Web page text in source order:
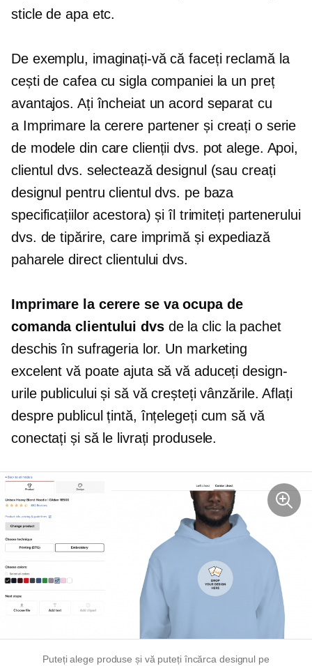
sticle de apa etc.
De exemplu, imaginați-vă că faceți reclamă la
cești de cafea cu sigla companiei la un preț
avantajos. Ați încheiat un acord separat cu
a Imprimare la cererepartener și creați o serie
de modele din care clienții dvs. pot alege. Apoi,
clientul dvs. selectează designul (sau creați
designul pentru clientul dvs. pe baza
specificațiilor acestora) și îl trimiteți partenerului
dvs. de tipărire, care imprimă și expediază
paharele direct clientului dvs.
Imprimare la cerere se va ocupa de
comanda clientului dvsde la clic la pachet
deschis în sufrageria lor. Un marketing
excelent vă poate ajuta să vă aduceți design-
urile publicului și să vă creșteți vânzările. Aflați
despre publicul țintă, înțelegeți cum să vă
conectați și să le livrați produsele.
Puteți alege produse și vă puteți încărca designul pe